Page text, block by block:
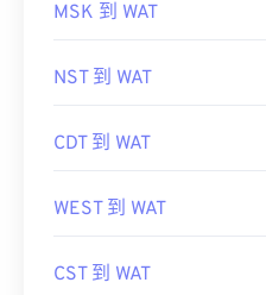
MSK 到 WAT
NST 到 WAT
CDT 到 WAT
WEST 到 WAT
CST 到 WAT